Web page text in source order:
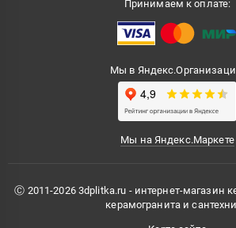
Принимаем к оплате:
Мы в
Мы на Яндекс.Маркете
Ⓒ 2011-2026 3dplitka.ru - интернет-магазин
керамогранита и